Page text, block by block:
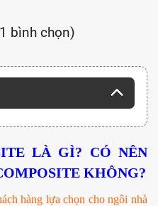
bình chọn)
LÀ GÌ? CÓ NÊN
KHÔNG?
hàng lựa chọn cho ngôi nhà